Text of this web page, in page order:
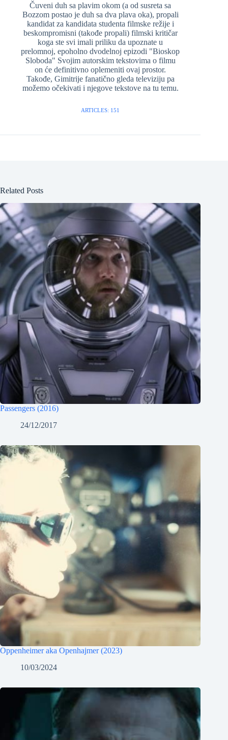
Čuveni duh sa plavim okom (a od susreta sa
Bozzom postao je duh sa dva plava oka), propali
kandidat za kandidata studenta filmske režije i
beskompromisni (takođe propali) filmski kritičar
koga ste svi imali priliku da upoznate u
prelomnoj, epoholno dvodelnoj epizodi "Bioskop
Sloboda" Svojim autorskim tekstovima o filmu
on će definitivno oplemeniti ovaj prostor.
Takođe, Gimitrije fanatično gleda televiziju pa
možemo očekivati i njegove tekstove na tu temu.
ARTICLES: 151
Related Posts
Passengers (2016)
24/12/2017
Oppenheimer aka Openhajmer (2023)
10/03/2024